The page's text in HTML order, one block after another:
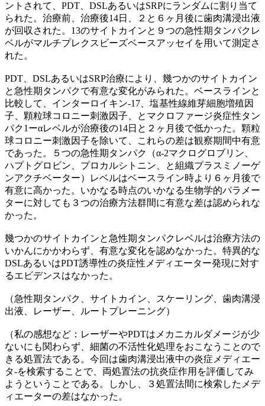
ントされて、PDT、DSLあるいはSRPにランダムに割り当て
られた。治療前、治療後14日、２と６ヶ月後に歯肉溝浸出液
が回収された。13のサイトカインと９つの急性期タンパクレ
ベルがマルチプレクスビーズベースアッセイを用いて測定さ
れた。
PDT、DSLあるいはSRP治療により、幾つかのサイトカイン
と急性期タンパクで有意な変化がみられた。ベースラインと
比較して、インターロイキン-17、塩基性線維芽細胞増殖因
子、顆粒球コロニー刺激因子、とマクロファージ炎症性タン
パク1ーαレベルが治療後の14日と２ヶ月後で低かった。顆粒
球コロニー刺激因子を除いて、これらの差は観察期間中有意
であった。５つの急性期タンパク（α-2マクログロブリン、
ハプトグロビン、プロカルシトニン、と組織プラスミノーゲ
ンアクチベーター）レベルはベースライン時より６ヶ月後で
有意に高かった。いかなる時点のいかなる生物学的パラメー
ターに対しても３つの治療方法群間に有意な差は認められな
かった。
幾つかのサイトカインと急性期タンパクレベルは治療方法の
いかんにかかわらず、有意な変化を認めなかった。特異的な
DSLあるいはPDT誘導性の炎症性メディエーター発現に対す
るエビデンスはなかった。
（急性期タンパク、サイトカイン、スケーリング、歯肉溝浸
出液、レーザー、ルートプレーニング）
（私の感想など：レーザーやPDTはメカニカルダメージが少
ないにも関わらず、細菌の不活性化処理をおこなうことので
きる処置法である。今回は歯肉溝浸出液中の炎症メディエー
タ-を検索することで、両処置法の抗炎症作用を評価してみ
ようということである。しかし、３処置法間に検索したメデ
ィエーターの差はなかった。